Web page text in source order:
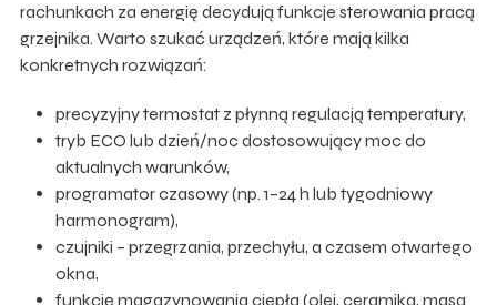
rachunkach za energię decydują funkcje sterowania pracą
grzejnika. Warto szukać urządzeń, które mają kilka
konkretnych rozwiązań:
precyzyjny termostat z płynną regulacją temperatury,
tryb ECO lub dzień/noc dostosowujący moc do
aktualnych warunków,
programator czasowy (np. 1–24 h lub tygodniowy
harmonogram),
czujniki – przegrzania, przechyłu, a czasem otwartego
okna,
funkcję magazynowania ciepła (olej, ceramika, masa